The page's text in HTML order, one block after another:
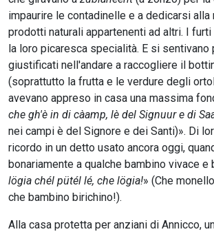
impaurire le contadinelle e a dedicarsi alla
prodotti naturali appartenenti ad altri. I
la loro picaresca specialità. E si sentivano
giustificati nell'andare a raccogliere il
(soprattutto la frutta e le verdure degli
avevano appreso in casa una massima
che gh'è in di càamp, lè del Signuur e di
nei campi è del Signore e dei Santi)». Di
ricordo in un detto usato ancora oggi,
bonariamente a qualche bambino vivace e
lögia chél pütél lé, che lögia!» (Che
che bambino birichino!).
Alla casa protetta per anziani di Annicco,